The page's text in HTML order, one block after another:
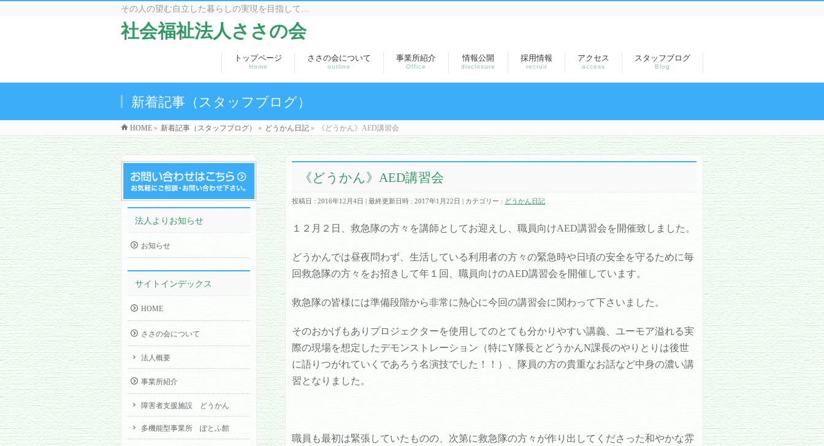
その人の望む自立した暮らしの実現を目指して…
社会福祉法人ささの会
トップページ
Home
ささの会について
outline
事業所紹介
Office
情報公開
disclosure
採用情報
recruit
アクセス
access
スタッフブログ
Blog
新着記事（スタッフブログ）
HOME » 新着記事（スタッフブログ） » どうかん日記 » 《どうかん》AED講習会
《どうかん》AED講習会
投稿日 : 2016年12月4日 最終更新日時 : 2017年1月22日 カテゴリー : どうかん日記
１２月２日、救急隊の方々を講師としてお迎えし、職員向けAED講習会を開催致しました。
どうかんでは昼夜問わず、生活している利用者の方々の緊急時や日頃の安全を守るために毎
回救急隊の方々をお招きして年１回、職員向けのAED講習会を開催しています。
救急隊の皆様には準備段階から非常に熱心に今回の講習会に関わって下さいました。
そのおかげもありプロジェクターを使用してのとても分かりやすい講義、ユーモア溢れる実
際の現場を想定したデモンストレーション（特にY隊長とどうかんN課長のやりとりは後世
に語りつがれていくであろう名演技でした！！）、隊員の方の貴重なお話など中身の濃い講
習となりました。
職員も最初は緊張していたものの、次第に救急隊の方々が作り出してくださった和やかな雰
法人よりお知らせ
お知らせ
サイトインデックス
HOME
ささの会について
法人概要
事業所紹介
障害者支援施設 どうかん
多機能型事業所 ぽとふ館